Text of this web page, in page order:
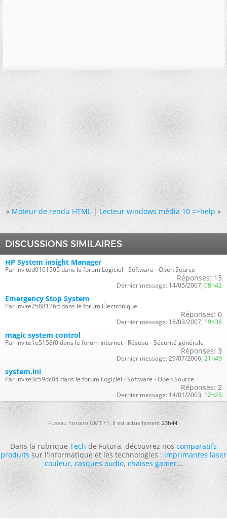
« Moteur de rendu HTML|Lecteur windows média 10 =>help »
DISCUSSIONS SIMILAIRES
HP System insight Manager
Par invited0101505 dans le forum Logiciel - Software - Open Source
Réponses: 13
Dernier message: 14/05/2007, 08h42
Emergency Stop System
Par invite2588126d dans le forum Électronique
Réponses: 0
Dernier message: 18/03/2007, 19h38
magic system control
Par invite1e5158f0 dans le forum Internet - Réseau - Sécurité générale
Réponses: 3
Dernier message: 29/07/2006, 21h49
system.ini
Par invite3c59dc04 dans le forum Logiciel - Software - Open Source
Réponses: 2
Dernier message: 14/01/2003, 12h25
Fuseau horaire GMT +1. Il est actuellement23h44.
Dans la rubriqueTechde Futura, découvrez noscomparatifs
produitssur l'informatique et les technologies :imprimantes laser
couleur,casques audio,chaises gamer...